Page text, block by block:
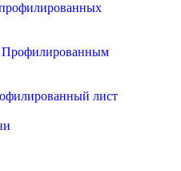
Профилированным
лист